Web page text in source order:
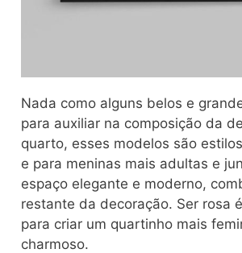
Nada como alguns belos e
para auxiliar na composição da
quarto, esses modelos são
e para meninas mais adultas e
espaço elegante e moderno,
restante da decoração. Ser rosa
para criar um quartinho mais
charmoso.